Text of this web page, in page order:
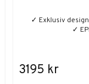
✓ Exklusiv
✓
3195 kr